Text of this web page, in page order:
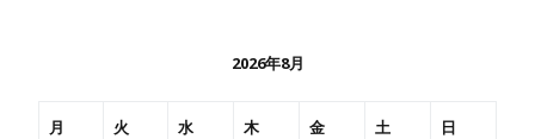
2026年8月
月 火 水 木 金 土 日